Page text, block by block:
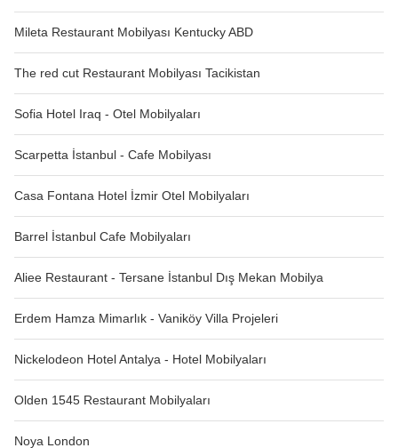
Mileta Restaurant Mobilyası Kentucky ABD
The red cut Restaurant Mobilyası Tacikistan
Sofia Hotel Iraq - Otel Mobilyaları
Scarpetta İstanbul - Cafe Mobilyası
Casa Fontana Hotel İzmir Otel Mobilyaları
Barrel İstanbul Cafe Mobilyaları
Aliee Restaurant - Tersane İstanbul Dış Mekan Mobilya
Erdem Hamza Mimarlık - Vaniköy Villa Projeleri
Nickelodeon Hotel Antalya - Hotel Mobilyaları
Olden 1545 Restaurant Mobilyaları
Noya London